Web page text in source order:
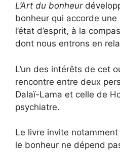
L’Art du bonheur
bonheur qui accorde
l’état d’esprit, à la
dont nous entrons en
L’un des intérêts de cet
rencontre entre deux
Dalaï-Lama et celle de
psychiatre.
Le livre invite notamment
le bonheur ne dépend